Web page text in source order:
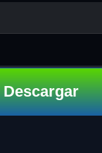
Descargar